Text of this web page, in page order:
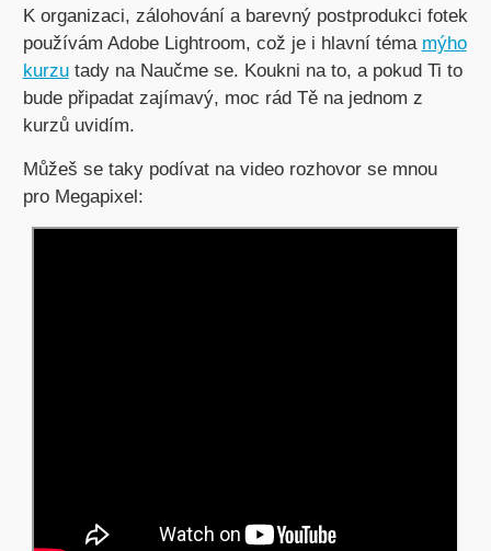
K organizaci, zálohování a barevný postprodukci fotek
používám Adobe Lightroom, což je i hlavní téma mýho
kurzutady na Naučme se. Koukni na to, a pokud Ti to
bude připadat zajímavý, moc rád Tě na jednom z
kurzů uvidím.
Můžeš se taky podívat na video rozhovor se mnou
pro Megapixel: